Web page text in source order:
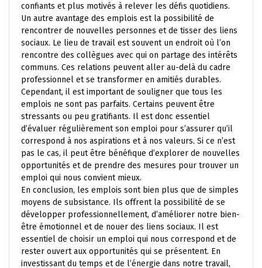
confiants et plus motivés à relever les défis quotidiens.
Un autre avantage des emplois est la possibilité de
rencontrer de nouvelles personnes et de tisser des liens
sociaux. Le lieu de travail est souvent un endroit où l’on
rencontre des collègues avec qui on partage des intérêts
communs. Ces relations peuvent aller au-delà du cadre
professionnel et se transformer en amitiés durables.
Cependant, il est important de souligner que tous les
emplois ne sont pas parfaits. Certains peuvent être
stressants ou peu gratifiants. Il est donc essentiel
d’évaluer régulièrement son emploi pour s’assurer qu’il
correspond à nos aspirations et à nos valeurs. Si ce n’est
pas le cas, il peut être bénéfique d’explorer de nouvelles
opportunités et de prendre des mesures pour trouver un
emploi qui nous convient mieux.
En conclusion, les emplois sont bien plus que de simples
moyens de subsistance. Ils offrent la possibilité de se
développer professionnellement, d’améliorer notre bien-
être émotionnel et de nouer des liens sociaux. Il est
essentiel de choisir un emploi qui nous correspond et de
rester ouvert aux opportunités qui se présentent. En
investissant du temps et de l’énergie dans notre travail,